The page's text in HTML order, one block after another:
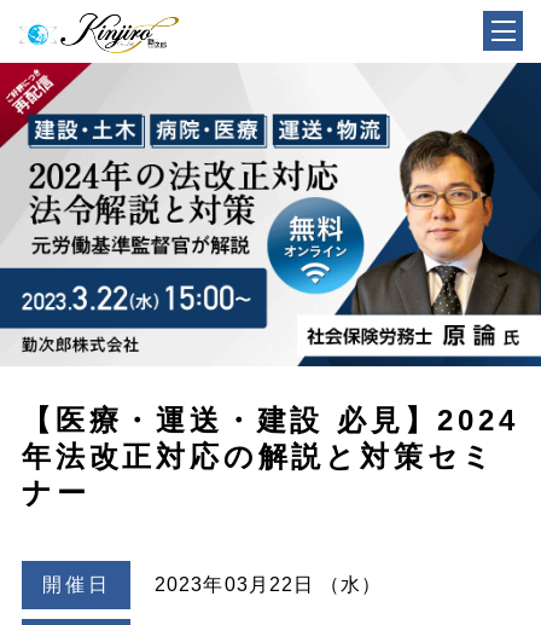
【医療・運送・建設 必見】2024
年法改正対応の解説と対策セミ
ナー
開催日 2023年03月22日 （水）